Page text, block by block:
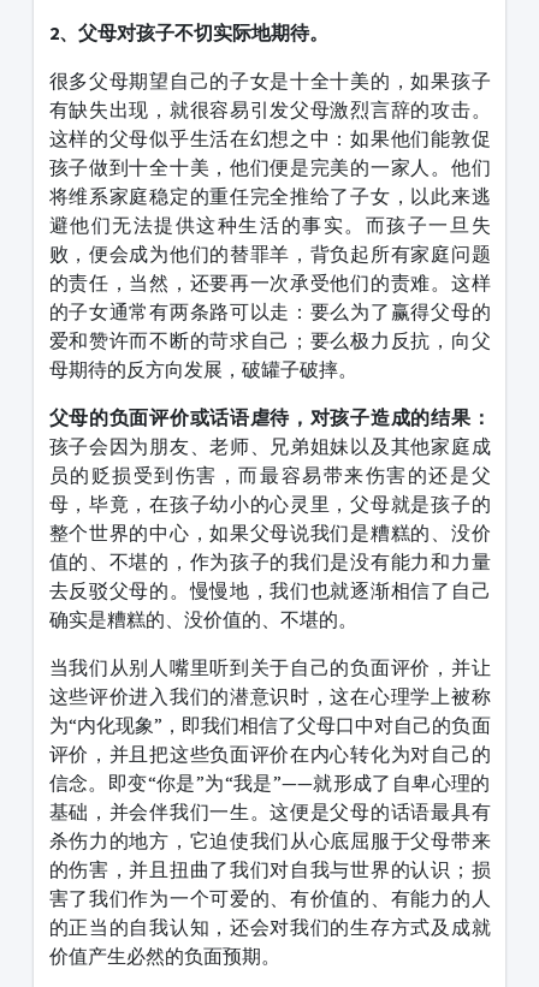
2、父母对孩子不切实际地期待。
很多父母期望自己的子女是十全十美的，如果孩子
有缺失出现，就很容易引发父母激烈言辞的攻击。
这样的父母似乎生活在幻想之中：如果他们能敦促
孩子做到十全十美，他们便是完美的一家人。他们
将维系家庭稳定的重任完全推给了子女，以此来逃
避他们无法提供这种生活的事实。而孩子一旦失
败，便会成为他们的替罪羊，背负起所有家庭问题
的责任，当然，还要再一次承受他们的责难。这样
的子女通常有两条路可以走：要么为了赢得父母的
爱和赞许而不断的苛求自己；要么极力反抗，向父
母期待的反方向发展，破罐子破摔。
父母的负面评价或话语虐待，对孩子造成的结果：
孩子会因为朋友、老师、兄弟姐妹以及其他家庭成
员的贬损受到伤害，而最容易带来伤害的还是父
母，毕竟，在孩子幼小的心灵里，父母就是孩子的
整个世界的中心，如果父母说我们是糟糕的、没价
值的、不堪的，作为孩子的我们是没有能力和力量
去反驳父母的。慢慢地，我们也就逐渐相信了自己
确实是糟糕的、没价值的、不堪的。
当我们从别人嘴里听到关于自己的负面评价，并让
这些评价进入我们的潜意识时，这在心理学上被称
为“内化现象”，即我们相信了父母口中对自己的负面
评价，并且把这些负面评价在内心转化为对自己的
信念。即变“你是”为“我是”——就形成了自卑心理的
基础，并会伴我们一生。这便是父母的话语最具有
杀伤力的地方，它迫使我们从心底屈服于父母带来
的伤害，并且扭曲了我们对自我与世界的认识；损
害了我们作为一个可爱的、有价值的、有能力的人
的正当的自我认知，还会对我们的生存方式及成就
价值产生必然的负面预期。